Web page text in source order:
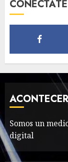
Somos un
digital